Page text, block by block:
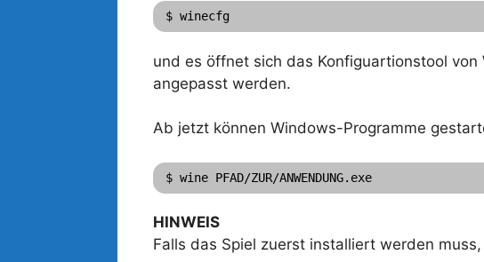
$ winecfg
und es öffnet sich das Konfiguartionstool
angepasst werden.
Ab jetzt können Windows-Programme
$ wine PFAD/ZUR/ANWENDUNG.exe
HINWEIS
Falls das Spiel zuerst installiert werden